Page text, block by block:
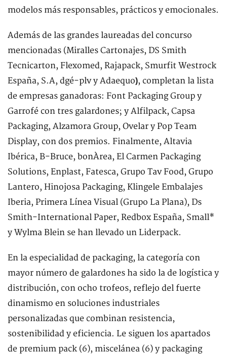
modelos más responsables, prácticos y emocionales.
Además de las grandes laureadas del concurso
mencionadas (Miralles Cartonajes, DS Smith
Tecnicarton, Flexomed, Rajapack, Smurfit Westrock
España, S.A, dgé-plv y Adaequo), completan la lista
de empresas ganadoras: Font Packaging Group y
Garrofé con tres galardones; y Alfilpack, Capsa
Packaging, Alzamora Group, Ovelar y Pop Team
Display, con dos premios. Finalmente, Altavia
Ibérica, B-Bruce, bonÀrea, El Carmen Packaging
Solutions, Enplast, Fatesca, Grupo Tav Food, Grupo
Lantero, Hinojosa Packaging, Klingele Embalajes
Iberia, Primera Línea Visual (Grupo La Plana), Ds
Smith-International Paper, Redbox España, Small*
y Wylma Blein se han llevado un Liderpack.
En la especialidad de packaging, la categoría con
mayor número de galardones ha sido la de logística y
distribución, con ocho trofeos, reflejo del fuerte
dinamismo en soluciones industriales
personalizadas que combinan resistencia,
sostenibilidad y eficiencia. Le siguen los apartados
de premium pack (6), miscelánea (6) y packaging